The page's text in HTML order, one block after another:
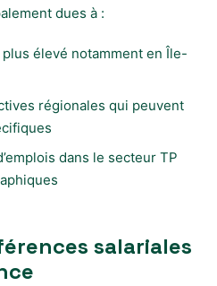
dues à :
élevé notamment en Île-
régionales qui peuvent
dans le secteur TP
salariales